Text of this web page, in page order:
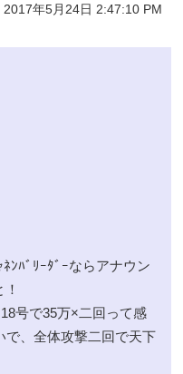
年5月24日 2:47:10 PM
ﾝﾊﾞﾘｰﾀﾞｰならアナウン
号で35万×二回って感
で、全体攻撃二回で天下